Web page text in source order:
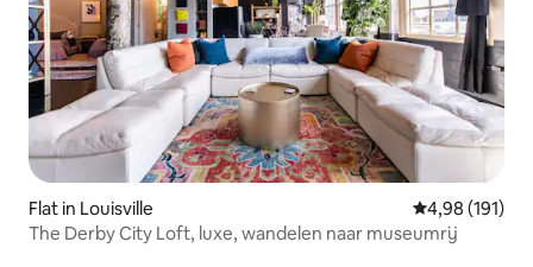
Flat in Louisville Gemiddelde
4,98 (191)
The Derby City Loft, luxe, wandelen naar museumrij